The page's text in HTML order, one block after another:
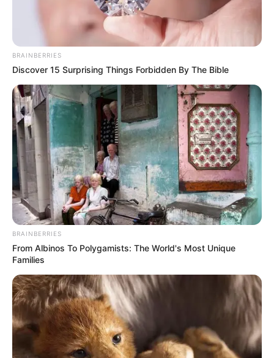
BRAINBERRIES
Discover 15 Surprising Things Forbidden By The Bible
BRAINBERRIES
From Albinos To Polygamists: The World's Most Unique
Families